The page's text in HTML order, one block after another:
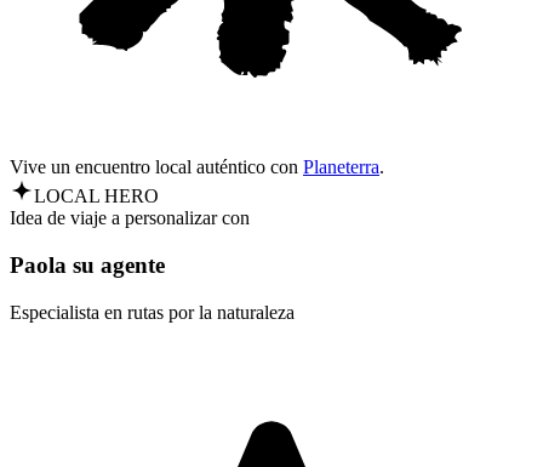
Vive un encuentro local auténtico con Planeterra.
LOCAL HERO
Idea de viaje a personalizar con
Paola su agente
Especialista en rutas por la naturaleza